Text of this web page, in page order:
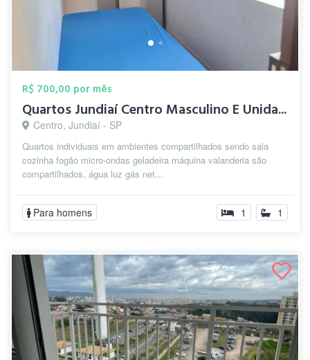
R$ 700,00 por mês
Quartos Jundiaí Centro Masculino E Unida...
Centro, Jundiaí - SP
Quartos individuais em ambientes compartilhados sendo sala
cozinha fogão micro-ondas geladeira máquina valanderia são
compartilhados, água luz gás net...
Para homens 1 1